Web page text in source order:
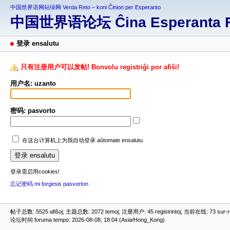
中国世界语网站绿网 Verda Reto – koni Ĉinion per Esperanto
中国世界语论坛 Ĉina Esperanta
登录 ensalutu
只有注册用户可以发帖! Bonvolu registriĝi por afiŝi!
用户名: uzanto
密码: pasvorto
在这台计算机上为我自动登录 aŭtomate ensalutu
登录需启用cookies!
忘记密码 mi forgesis pasvorton
帖子总数: 5525 afiŝoj; 主题总数: 2072 temoj; 注册用户: 45 registrintoj; 当前在线: 73
论坛时间 foruma tempo: 2026-08-08, 18:04 (Asia/Hong_Kong)